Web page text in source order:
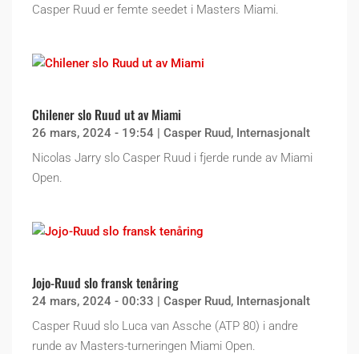
Casper Ruud er femte seedet i Masters Miami.
Chilener slo Ruud ut av Miami
26 mars, 2024 - 19:54 | Casper Ruud, Internasjonalt
Nicolas Jarry slo Casper Ruud i fjerde runde av Miami
Open.
Jojo-Ruud slo fransk tenåring
24 mars, 2024 - 00:33 | Casper Ruud, Internasjonalt
Casper Ruud slo Luca van Assche (ATP 80) i andre
runde av Masters-turneringen Miami Open.